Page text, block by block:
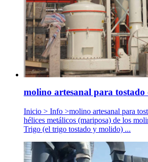
molino artesanal para tostado
Inicio > Info >molino artesanal para
hélices metálicos (mariposa) de los
Trigo (el trigo tostado y molido) ...